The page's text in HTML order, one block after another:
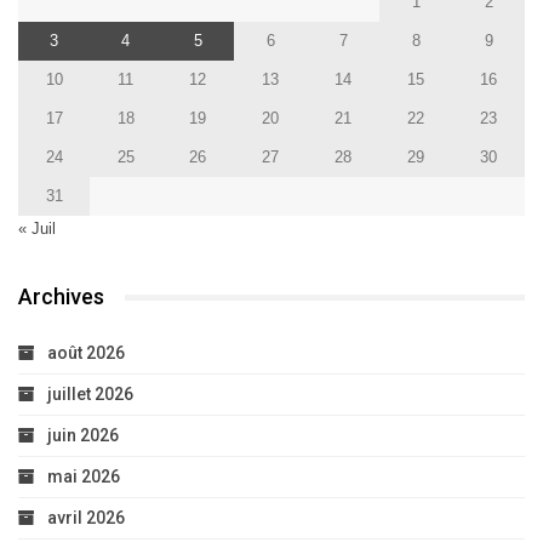
3 4 5 6 7 8 9
10 11 12 13 14 15 16
17 18 19 20 21 22 23
24 25 26 27 28 29 30
31
« Juil
Archives
août 2026
juillet 2026
juin 2026
mai 2026
avril 2026